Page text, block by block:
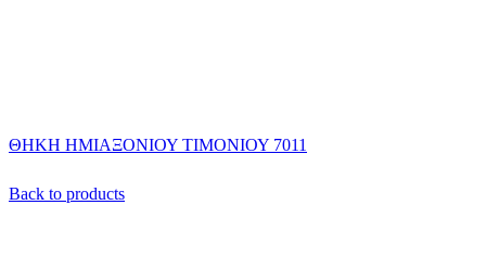
ΘΗΚΗ ΗΜΙΑΞΟΝΙΟΥ ΤΙΜΟΝΙΟΥ 7011
Back to products